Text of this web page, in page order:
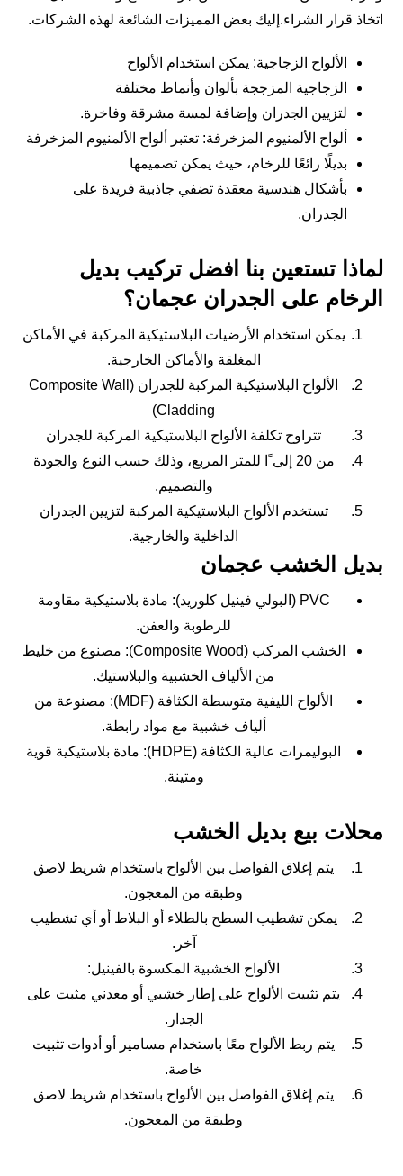
اتخاذ قرار الشراء.إليك بعض المميزات الشائعة لهذه الشركات.
الألواح الزجاجية: يمكن استخدام الألواح
الزجاجية المزججة بألوان وأنماط مختلفة
لتزيين الجدران وإضافة لمسة مشرقة وفاخرة.
ألواح الألمنيوم المزخرفة: تعتبر ألواح الألمنيوم المزخرفة
بديلًا رائعًا للرخام، حيث يمكن تصميمها
بأشكال هندسية معقدة تضفي جاذبية فريدة على
الجدران.
لماذا تستعين بنا افضل تركيب بديل
الرخام على الجدران عجمان؟
يمكن استخدام الأرضيات البلاستيكية المركبة في الأماكن
المغلقة والأماكن الخارجية.
الألواح البلاستيكية المركبة للجدران (Composite Wall
Cladding)
تتراوح تكلفة الألواح البلاستيكية المركبة للجدران
من 20 إلى ًا للمتر المربع، وذلك حسب النوع والجودة
والتصميم.
تستخدم الألواح البلاستيكية المركبة لتزيين الجدران
الداخلية والخارجية.
بديل الخشب عجمان
PVC (البولي فينيل كلوريد): مادة بلاستيكية مقاومة
للرطوبة والعفن.
الخشب المركب (Composite Wood): مصنوع من خليط
من الألياف الخشبية والبلاستيك.
الألواح الليفية متوسطة الكثافة (MDF): مصنوعة من
ألياف خشبية مع مواد رابطة.
البوليمرات عالية الكثافة (HDPE): مادة بلاستيكية قوية
ومتينة.
محلات بيع بديل الخشب
يتم إغلاق الفواصل بين الألواح باستخدام شريط لاصق
وطبقة من المعجون.
يمكن تشطيب السطح بالطلاء أو البلاط أو أي تشطيب
آخر.
الألواح الخشبية المكسوة بالفينيل:
يتم تثبيت الألواح على إطار خشبي أو معدني مثبت على
الجدار.
يتم ربط الألواح معًا باستخدام مسامير أو أدوات تثبيت
خاصة.
يتم إغلاق الفواصل بين الألواح باستخدام شريط لاصق
وطبقة من المعجون.